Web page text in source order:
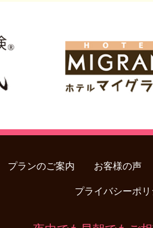
プランのご案内 お客様の声
プライバシーポリ